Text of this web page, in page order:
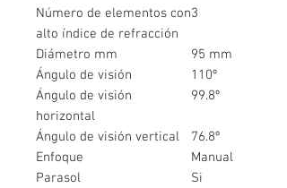
Número de elementos con
alto índice de refracción
3
Diámetro mm
95 mm
Ángulo de visión
110º
Ángulo de visión
horizontal
99.8º
Ángulo de visión vertical
76.8º
Enfoque
Manual
Parasol
Si